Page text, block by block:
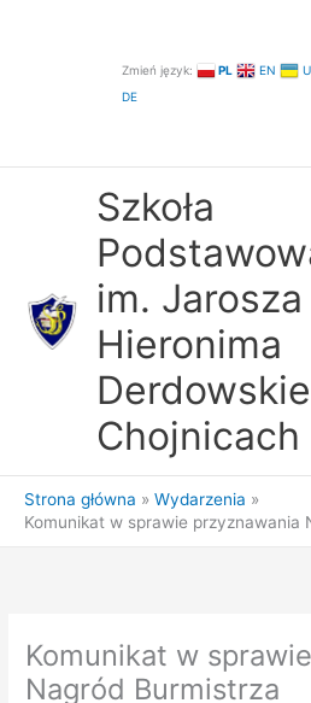
Zmień język: PL EN
DE
Szkoła
im. Jarosza
Hieronima
Chojnicach
Strona główna
Wydarzenia
Komunikat w sprawie przyznawania
Komunikat w
Nagród Burmistrza